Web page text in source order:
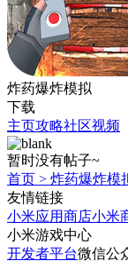
炸药爆炸模拟
下载
主页攻略社区视频
暂时没有帖子~
首页 > 炸药爆炸模
友情链接
小米应用商店小米
小米游戏中心
开发者平台微信公